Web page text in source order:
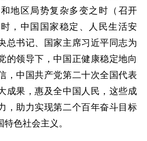
地区局势复杂多变之时（召开
，中国国家稳定、人民生活安
总书记、国家主席习近平同志为
的领导下，中国正健康稳定地向
，中国共产党第二十次全国代表
成果，惠及全中国人民，这些成
，助力实现第二个百年奋斗目标
色社会主义。